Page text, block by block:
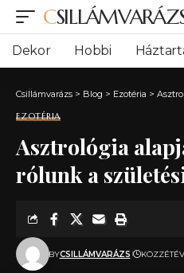
Dekor Hobbi
Csillámvarázs > Blog > Ezotéria >
EZOTÉRIA
Asztrológia
rólunk a
BYCSILLÁMVARÁZS